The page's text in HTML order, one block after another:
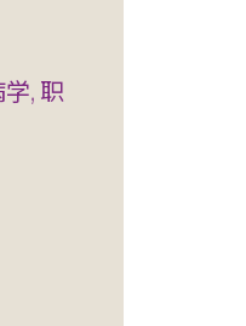
, 职